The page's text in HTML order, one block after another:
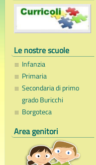
Le nostre scuole
Infanzia
Primaria
Secondaria di primo
grado Buricchi
Borgoteca
Area genitori